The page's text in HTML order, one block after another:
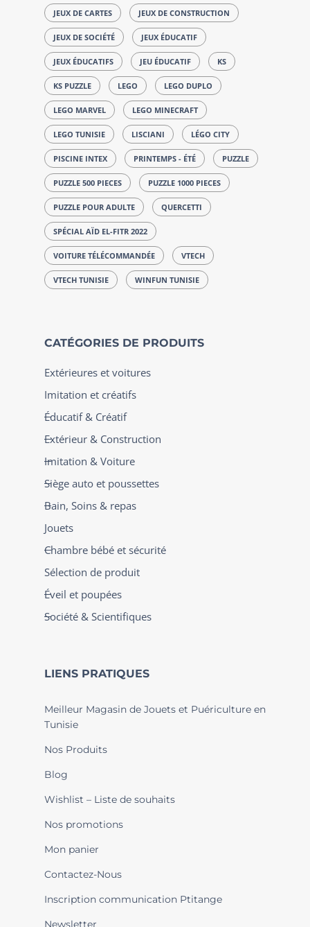
JEUX DE CARTES JEUX DE CONSTRUCTION
JEUX DE SOCIÉTÉ JEUX ÉDUCATIF
JEUX ÉDUCATIFS JEU ÉDUCATIF KS
KS PUZZLE LEGO LEGO DUPLO
LEGO MARVEL LEGO MINECRAFT
LEGO TUNISIE LISCIANI LÉGO CITY
PISCINE INTEX PRINTEMPS - ÉTÉ PUZZLE
PUZZLE 500 PIECES PUZZLE 1000 PIECES
PUZZLE POUR ADULTE QUERCETTI
SPÉCIAL AÏD EL-FITR 2022
VOITURE TÉLÉCOMMANDÉE VTECH
VTECH TUNISIE WINFUN TUNISIE
CATÉGORIES DE PRODUITS
Extérieures et voitures
Imitation et créatifs
Éducatif & Créatif
Extérieur & Construction
Imitation & Voiture
Siège auto et poussettes
Bain, Soins & repas
Jouets
Chambre bébé et sécurité
Sélection de produit
Éveil et poupées
Société & Scientifiques
LIENS PRATIQUES
Meilleur Magasin de Jouets et Puériculture en
Tunisie
Nos Produits
Blog
Wishlist – Liste de souhaits
Nos promotions
Mon panier
Contactez-Nous
Inscription communication Ptitange
Newsletter